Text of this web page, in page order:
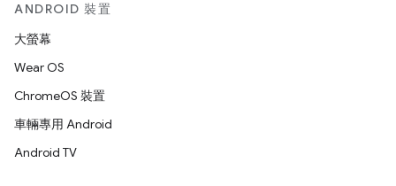
ANDROID 裝置
大螢幕
Wear OS
ChromeOS 裝置
車輛專用 Android
Android TV